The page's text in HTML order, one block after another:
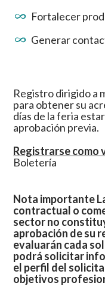
Fortalecer
Generar
Registro dirigido a
para obtener su
días de la feria
aprobación previa.
Registrarse como
Boletería
Nota importante
contractual o
sector no
aprobación de su
evaluarán cada
podrá solicitar
el perfil del
objetivos